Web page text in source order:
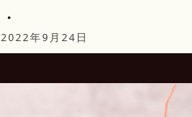
・
2022年9月24日